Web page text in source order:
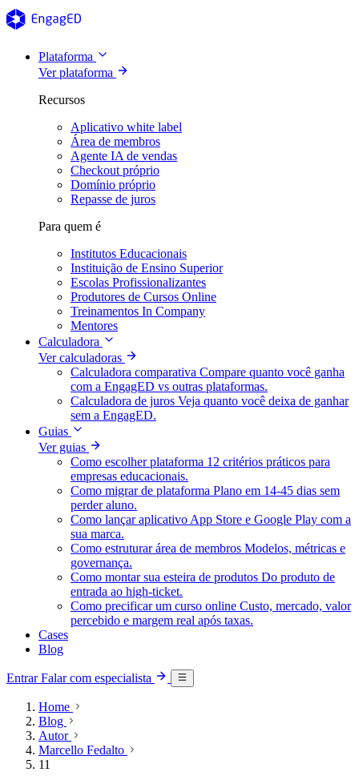
Plataforma
Ver plataforma
Recursos
Aplicativo white label
Área de membros
Agente IA de vendas
Checkout próprio
Domínio próprio
Repasse de juros
Para quem é
Institutos Educacionais
Instituição de Ensino Superior
Escolas Profissionalizantes
Produtores de Cursos Online
Treinamentos In Company
Mentores
Calculadora
Ver calculadoras
Calculadora comparativa Compare quanto você ganha
com a EngagED vs outras plataformas.
Calculadora de juros Veja quanto você deixa de ganhar
sem a EngagED.
Guias
Ver guias
Como escolher plataforma 12 critérios práticos para
empresas educacionais.
Como migrar de plataforma Plano em 14-45 dias sem
perder aluno.
Como lançar aplicativo App Store e Google Play com a
sua marca.
Como estruturar área de membros Modelos, métricas e
governança.
Como montar sua esteira de produtos Do produto de
entrada ao high-ticket.
Como precificar um curso online Custo, mercado, valor
percebido e margem real após taxas.
Cases
Blog
EntrarFalar com especialista
Home
Blog
Autor
Marcello Fedalto
11